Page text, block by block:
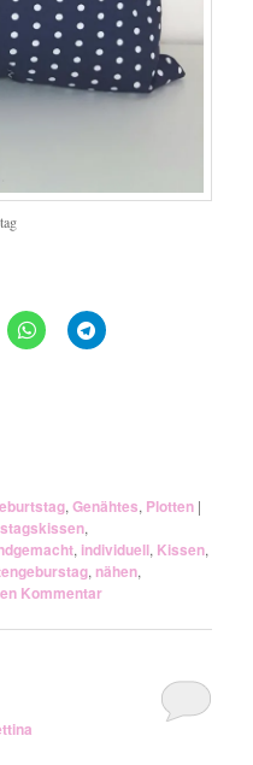
,Genähtes, Plotten |
,
, individuell, Kissen,
, nähen,
Kommentar